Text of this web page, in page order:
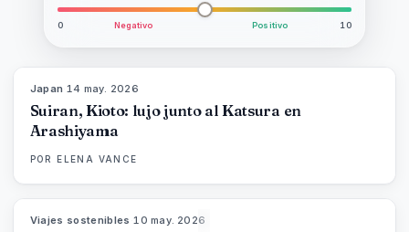
0 Negativo Positivo 10
Japan ·14 may. 2026
Suiran, Kioto: lujo junto al Katsura en
Arashiyama
POR ELENA VANCE
Viajes sostenibles ·10 may. 2026